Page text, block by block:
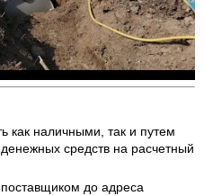
как наличными, так и путем
средств на расчетный
до адреса